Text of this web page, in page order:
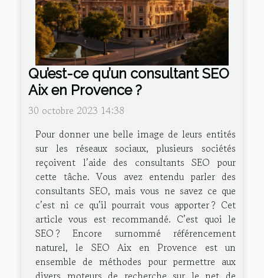
Qu’est-ce qu’un consultant SEO
Aix en Provence ?
30 octobre 2023 14:38
Pour donner une belle image de leurs entités
sur les réseaux sociaux, plusieurs sociétés
reçoivent l’aide des consultants SEO pour
cette tâche. Vous avez entendu parler des
consultants SEO, mais vous ne savez ce que
c’est ni ce qu’il pourrait vous apporter ? Cet
article vous est recommandé. C’est quoi le
SEO ? Encore surnommé référencement
naturel, le SEO Aix en Provence est un
ensemble de méthodes pour permettre aux